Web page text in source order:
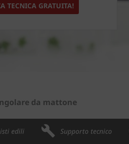
TECNICA GRATUITA!
da mattone
edili Supporto tecnico